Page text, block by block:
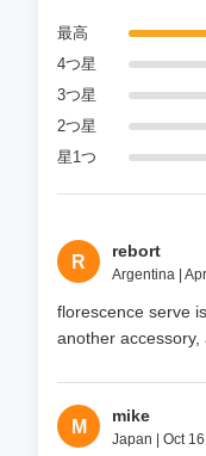
最高
4つ星
3つ星
2つ星
星1つ
R
rebort
Argentina |
florescence serve
another
M
mike
Japan | Oct